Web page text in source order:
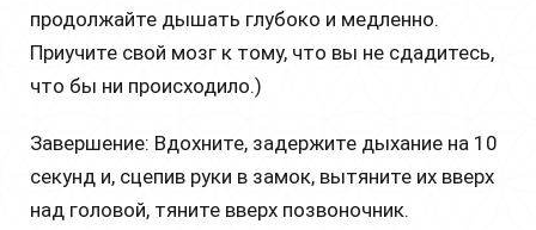
продолжайте дышать глубоко и медленно.
Приучите свой мозг к тому, что вы не сдадитесь,
что бы ни происходило.)
Завершение: Вдохните, задержите дыхание на 10
секунд и, сцепив руки в замок, вытяните их вверх
над головой, тяните вверх позвоночник.